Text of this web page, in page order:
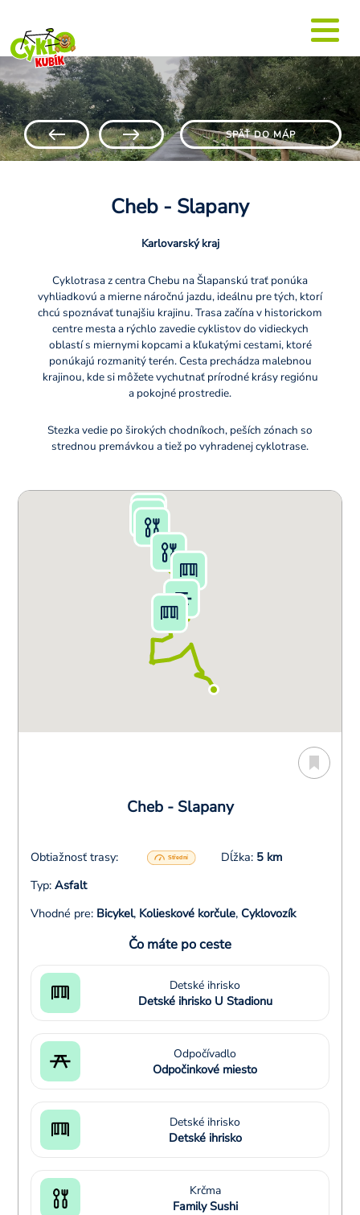
SPÄŤ DO MÁP
Cheb - Slapany
Karlovarský kraj
Cyklotrasa z centra Chebu na Šlapanskú trať ponúka
vyhliadkovú a mierne náročnú jazdu, ideálnu pre tých, ktorí
chcú spoznávať tunajšiu krajinu. Trasa začína v historickom
centre mesta a rýchlo zavedie cyklistov do vidieckych
oblastí s miernymi kopcami a kľukatými cestami, ktoré
ponúkajú rozmanitý terén. Cesta prechádza malebnou
krajinou, kde si môžete vychutnať prírodné krásy regiónu
a pokojné prostredie.
Stezka vedie po širokých chodníkoch, peších zónach so
strednou premávkou a tiež po vyhradenej cyklotrase.
Cheb - Slapany
Obtiažnosť trasy: Dĺžka: 5 km
Typ: Asfalt
Vhodné pre: Bicykel, Kolieskové korčule, Cyklovozík
Čo máte po ceste
Detské ihrisko
Detské ihrisko U Stadionu
Odpočívadlo
Odpočinkové miesto
Detské ihrisko
Detské ihrisko
Krčma
Family Sushi